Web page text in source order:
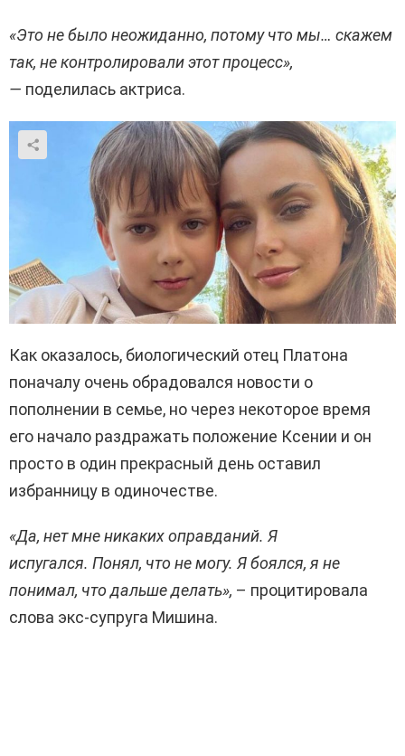
«Это не было неожиданно, потому что мы… скажем
так, не контролировали этот процесс»,
— поделилась актриса.
Как оказалось, биологический отец Платона
поначалу очень обрадовался новости о
пополнении в семье, но через некоторое время
его начало раздражать положение Ксении и он
просто в один прекрасный день оставил
избранницу в одиночестве.
«Да, нет мне никаких оправданий. Я
испугался. Понял, что не могу. Я боялся, я не
понимал, что дальше делать», – процитировала
слова экс-супруга Мишина.